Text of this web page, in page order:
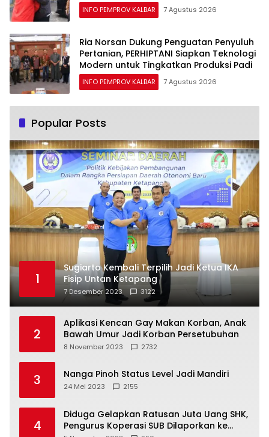
INFO PEMPROV KALBAR 7 Agustus 2026
Ria Norsan Dukung Penguatan Penyuluh
Pertanian, PERHIPTANI Siapkan Teknologi
Modern untuk Tingkatkan Produksi Padi
INFO PEMPROV KALBAR 7 Agustus 2026
Popular Posts
1
Sugiarto Kembali Terpilih Jadi Ketua IKA
Fisip Untan Ketapang
7 Desember 2023 3122
2
Aplikasi Kencan Gay Makan Korban, Anak
Bawah Umur Jadi Korban Persetubuhan
8 November 2023 2732
3 Nanga Pinoh Status Level Jadi Mandiri
24 Mei 2023 2155
4
Diduga Gelapkan Ratusan Juta Uang SHK,
Pengurus Koperasi SUB Dilaporkan ke